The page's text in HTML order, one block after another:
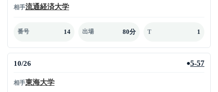
相手流通経済大学
番号 14 出場 80分 T 1
10/26 ●5-57
相手東海大学